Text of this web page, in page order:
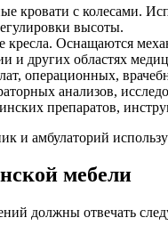
кровати с колесами.
высоты.
кресла. Оснащаются
и других областях
операционных,
анализов,
препаратов,
и амбулаторий
мебели
должны отвечать